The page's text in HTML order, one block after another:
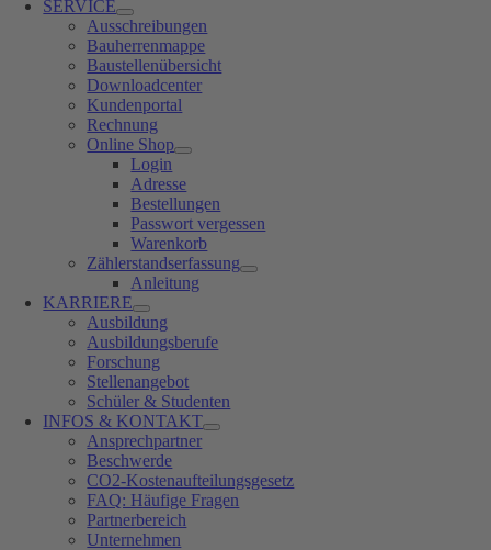
SERVICE
Ausschreibungen
Bauherrenmappe
Baustellenübersicht
Downloadcenter
Kundenportal
Rechnung
Online Shop
Login
Adresse
Bestellungen
Passwort vergessen
Warenkorb
Zählerstandserfassung
Anleitung
KARRIERE
Ausbildung
Ausbildungsberufe
Forschung
Stellenangebot
Schüler & Studenten
INFOS & KONTAKT
Ansprechpartner
Beschwerde
CO2-Kostenaufteilungsgesetz
FAQ: Häufige Fragen
Partnerbereich
Unternehmen